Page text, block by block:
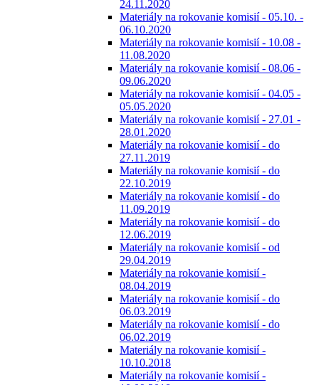
24.11.2020
Materiály na rokovanie komisií - 05.10. -
06.10.2020
Materiály na rokovanie komisií - 10.08 -
11.08.2020
Materiály na rokovanie komisií - 08.06 -
09.06.2020
Materiály na rokovanie komisií - 04.05 -
05.05.2020
Materiály na rokovanie komisií - 27.01 -
28.01.2020
Materiály na rokovanie komisií - do
27.11.2019
Materiály na rokovanie komisií - do
22.10.2019
Materiály na rokovanie komisií - do
11.09.2019
Materiály na rokovanie komisií - do
12.06.2019
Materiály na rokovanie komisií - od
29.04.2019
Materiály na rokovanie komisií -
08.04.2019
Materiály na rokovanie komisií - do
06.03.2019
Materiály na rokovanie komisií - do
06.02.2019
Materiály na rokovanie komisií -
10.10.2018
Materiály na rokovanie komisií -